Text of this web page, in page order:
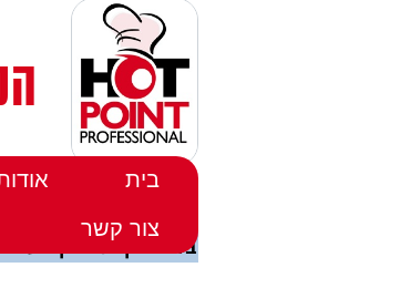
בית
צור קשרדף הבית >>מוצרים>>
בלנדר קינטי מקצועי